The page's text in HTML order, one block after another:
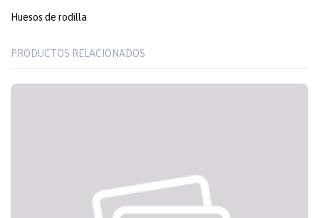
Huesos de rodilla
PRODUCTOS RELACIONADOS